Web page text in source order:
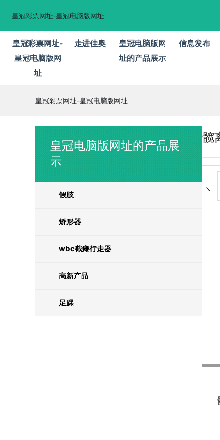
皇冠彩票网址-皇冠电脑版网址
皇冠彩票网址-
皇冠电脑版网
址
走进佳奥
皇冠电脑版网
址的产品展示
信息发布
皇冠彩票网址-皇冠电脑版网址
皇冠电脑版网址的产品展
示
假肢
矫形器
wbc截瘫行走器
高新产品
足踝
髋